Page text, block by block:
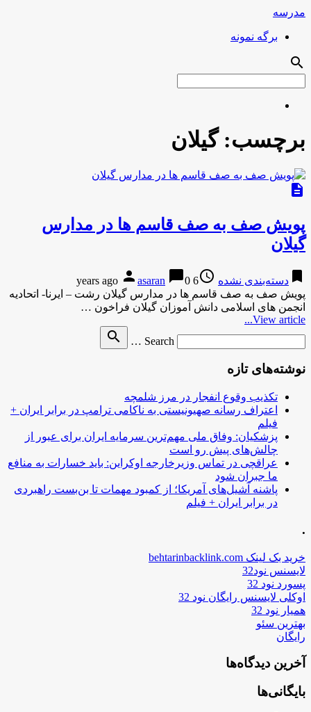
مدرسه
برگه نمونه
search
برچسب:گیلان
description
پویش صف به صف قاسم ها در مدارس
گیلان
bookmark دسته‌بندی نشده access_time
6 years ago
person asaran chat_bubble0
پویش صف به صف قاسم ها در مدارس گیلان رشت – ایرنا- اتحادیه
انجمن های اسلامی دانش آموزان گیلان فراخون …
View article...
Search …
search
نوشته‌های تازه
تکذیب وقوع انفجار در مرز شلمچه
اعتراف رسانه صهیونیستی به ناکامی ترامپ در برابر ایران +
فیلم
پزشکیان: وفاق ملی مهم‌ترین سرمایه ایران برای عبور از
چالش‌های پیش رو است
عراقچی در تماس وزیرخارجه اوکراین: باید خسارات به منافع
ما جبران شود
پاشنه آشیل‌های آمریکا؛ از کمبود مهمات تا بن‌بست راهبردی
در برابر ایران + فیلم
.
خرید بک لینک behtarinbacklink.com
لایسنس نود32
پسورد نود 32
اوکلی لایسنس رایگان نود 32
همیار نود 32
بهترین سئو
رایگان
آخرین دیدگاه‌ها
بایگانی‌ها